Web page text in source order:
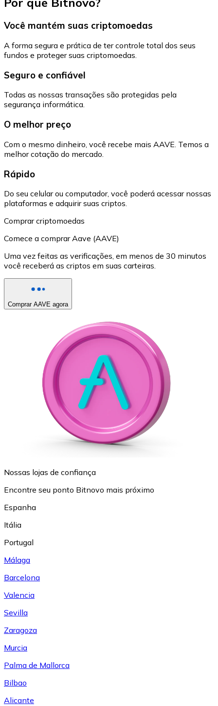
Você mantém suas criptomoedas
A forma segura e prática de ter controle total dos seus
fundos e proteger suas criptomoedas.
Seguro e confiável
Todas as nossas transações são protegidas pela
segurança informática.
O melhor preço
Com o mesmo dinheiro, você recebe mais AAVE. Temos a
melhor cotação do mercado.
Rápido
Do seu celular ou computador, você poderá acessar nossas
plataformas e adquirir suas criptos.
Comprar criptomoedas
Comece a comprar Aave (AAVE)
Uma vez feitas as verificações, em menos de 30 minutos
você receberá as criptos em suas carteiras.
Comprar AAVE agora
Nossas lojas de confiança
Encontre seu ponto Bitnovo mais próximo
Espanha
Itália
Portugal
Málaga
Barcelona
Valencia
Sevilla
Zaragoza
Murcia
Palma de Mallorca
Bilbao
Alicante